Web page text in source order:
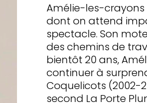
Amélie-les-crayons
dont on attend
spectacle. Son
des chemins de
bientôt 20 ans,
continuer à
Coquelicots (2002-
second La Porte